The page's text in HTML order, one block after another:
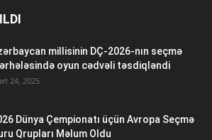
millisinin DÇ-2026-nın seçmə
oyun cədvəli təsdiqləndi
24, 2025
Dünya Çempionatı üçün Avropa Seçmə
Qrupları Məlum Oldu